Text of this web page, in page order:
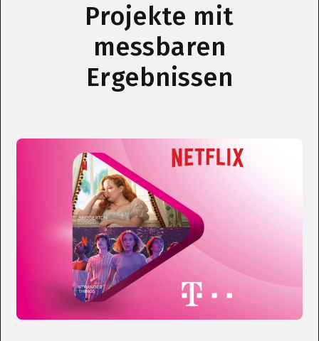
Projekte mit
messbaren
Ergebnissen